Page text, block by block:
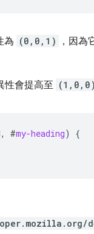
為 (0,0,1)
，因為
性會提高至 (1,0,0)
, #my-heading)
{